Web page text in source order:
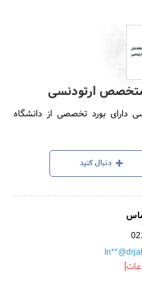
ارتودنسی
بورد تخصصی از دانشگاه
دنبال کنید